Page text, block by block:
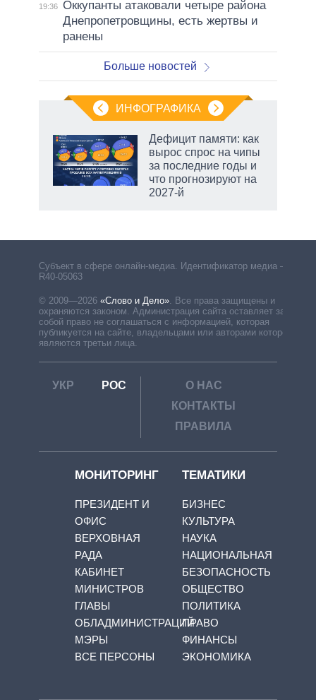
19:36 Оккупанты атаковали четыре района
Днепропетровщины, есть жертвы и
ранены
Больше новостей
ИНФОГРАФИКА
Дефицит памяти: как
вырос спрос на чипы
за последние годы и
что прогнозируют на
2027-й
Субъект в сфере онлайн-медиа. Идентификатор медиа –
R40-05063
© 2009—2026 «Слово и Дело». Все права защищены и
охраняются законом. Администрация сайта оставляет за
собой право не соглашаться с информацией, которая
публикуется на сайте, владельцами или авторами которой
являются третьи лица.
УКР РОС
О НАС
КОНТАКТЫ
ПРАВИЛА
МОНИТОРИНГ
ПРЕЗИДЕНТ И
ОФИС
ВЕРХОВНАЯ
РАДА
КАБИНЕТ
МИНИСТРОВ
ГЛАВЫ
ОБЛАДМИНИСТРАЦИЙ
МЭРЫ
ВСЕ ПЕРСОНЫ
ТЕМАТИКИ
БИЗНЕС
КУЛЬТУРА
НАУКА
НАЦИОНАЛЬНАЯ
БЕЗОПАСНОСТЬ
ОБЩЕСТВО
ПОЛИТИКА
ПРАВО
ФИНАНСЫ
ЭКОНОМИКА